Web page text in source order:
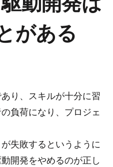
がある
り、スキルが十分に習
負荷になり、プロジェ
失敗するというように
開発をやめるのが正し